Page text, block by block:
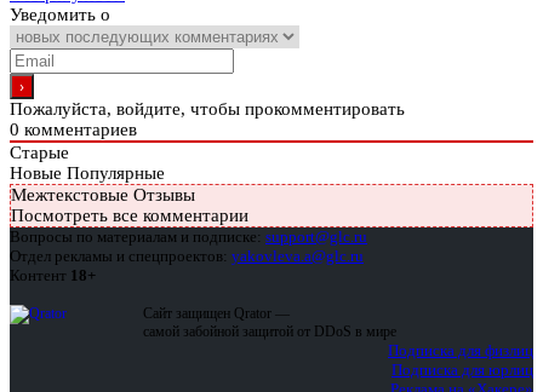
Уведомить о
Пожалуйста, войдите, чтобы прокомментировать
0 комментариев
Старые
Новые Популярные
Межтекстовые Отзывы
Посмотреть все комментарии
Вопросы по материалам и подписке: support@glc.ru
Отдел рекламы и спецпроектов: yakovleva.a@glc.ru
Контент 18+
Сайт защищен Qrator —
самой забойной защитой от DDoS в мире
Подписка для физлиц
Подписка для юрлиц